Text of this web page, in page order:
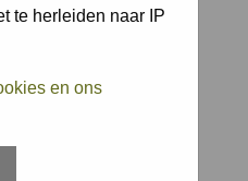
te herleiden naar IP
en ons